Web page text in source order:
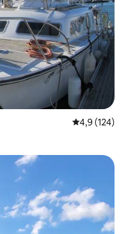
Średnia
4,9 (124)